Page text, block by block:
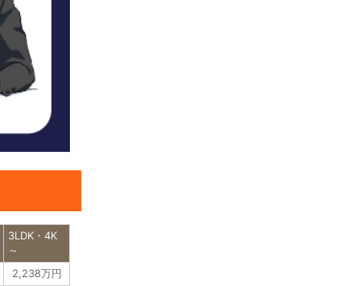
3LDK・4K
～
2,238万円